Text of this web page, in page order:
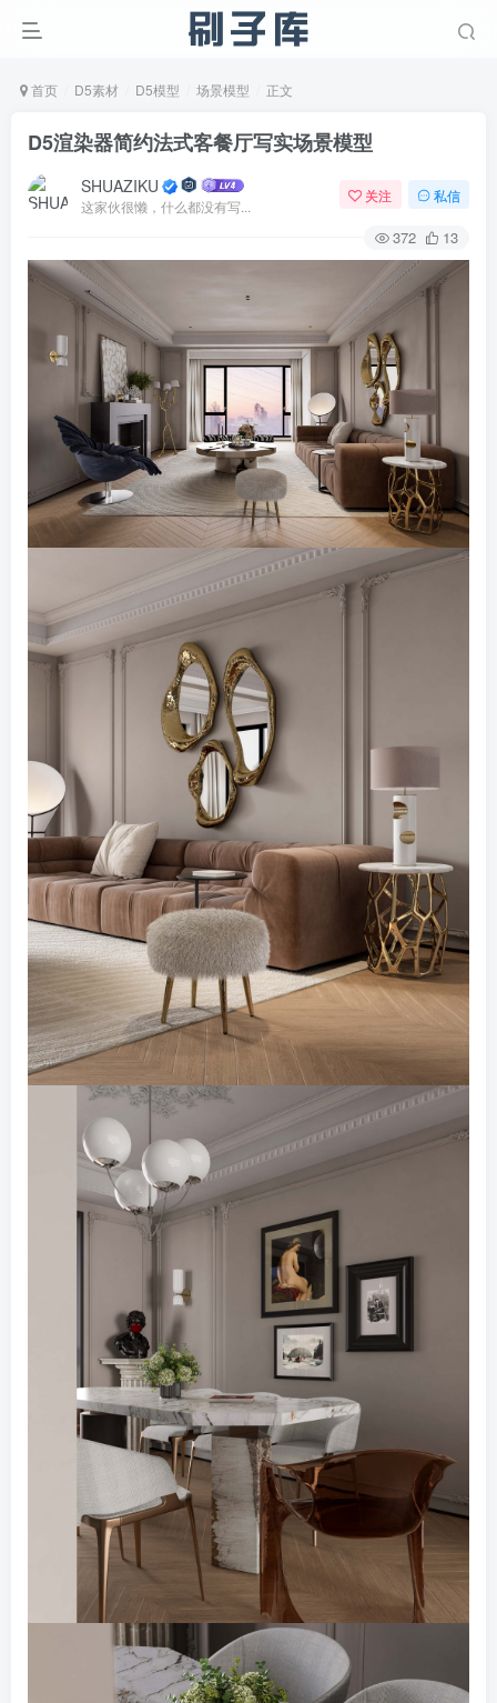
首页 D5素材 D5模型 场景模型 正文
D5渲染器简约法式客餐厅写实场景模型
SHUAZIKU
这家伙很懒，什么都没有写...
关注 私信
372 13
登录
没有账号？立即注册
用户名/手机号/邮箱
登录密码
记住登录 找回密码|免密登录
登录
社交账号登录